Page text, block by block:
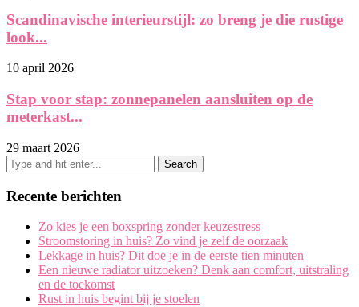
Scandinavische interieurstijl: zo breng je die rustige
look...
10 april 2026
Stap voor stap: zonnepanelen aansluiten op de
meterkast...
29 maart 2026
Recente berichten
Zo kies je een boxspring zonder keuzestress
Stroomstoring in huis? Zo vind je zelf de oorzaak
Lekkage in huis? Dit doe je in de eerste tien minuten
Een nieuwe radiator uitzoeken? Denk aan comfort, uitstraling
en de toekomst
Rust in huis begint bij je stoelen